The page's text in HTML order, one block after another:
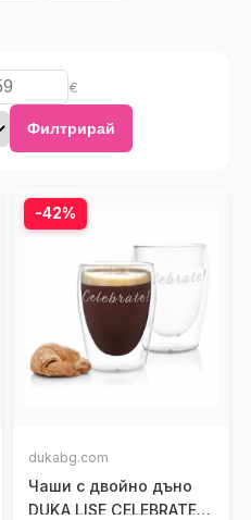
€
Филтрирай
-42%
dukabg.com
Чаши с двойно дъно
DUKA LISE CELEBRATE